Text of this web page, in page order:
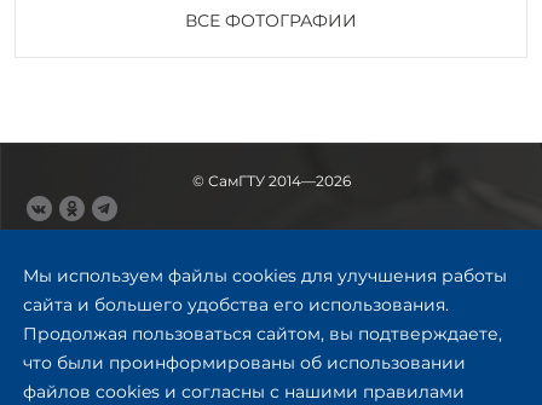
ВСЕ ФОТОГРАФИИ
Мы используем файлы cookies для улучшения работы
сайта и большего удобства его использования.
Продолжая пользоваться сайтом, вы подтверждаете,
что были проинформированы об использовании
файлов cookies и согласны с нашими правилами
© СамГТУ 2014—2026
443100, Самара
Ул. Молодогвардейская, 244,
главный корпус
8 (846) 278-43-11
rector@samgtu.ru